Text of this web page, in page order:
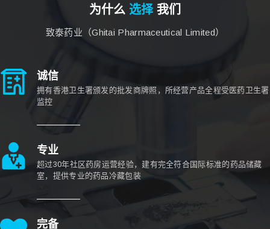
为什么 选择我们
致泰药业（Ghitai Pharmaceutical Limited）
诚信
拥有香港卫生署颁发的批发商牌照，所经营产品全程受医药卫生署
监控
专业
超过30年社区药房运营经验，建有完全符合国际标准的药品储藏
室，提供专业的药品冷藏包装
完备